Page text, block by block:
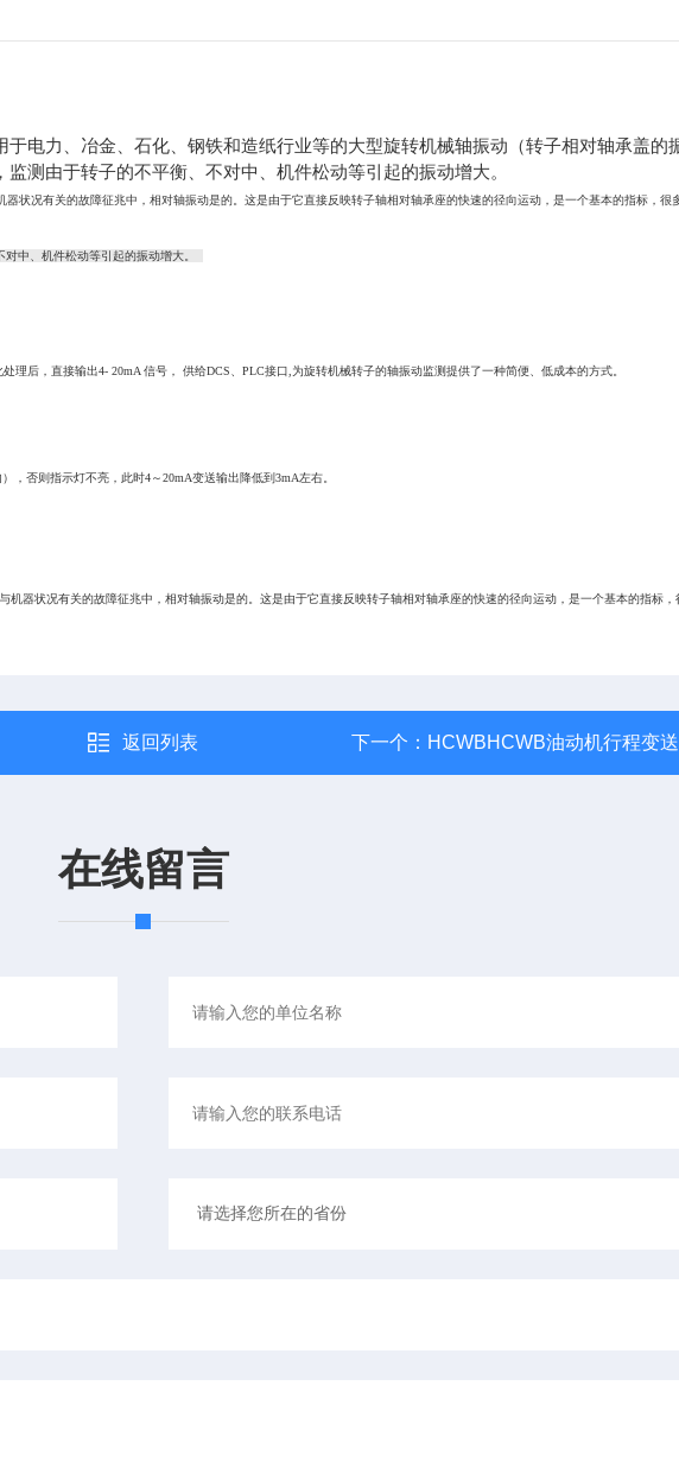
电力、冶金、石化、钢铁和造纸行业等的大型旋转机械轴振动（转子相对轴承盖的
测由于转子的不平衡、不对中、机件松动等引起的振动增大。
器状况有关的故障征兆中，相对轴振动是的。这是由于它直接反映转子轴相对轴承座的快速的径向运动，是一个基本的指标，很
对中、机件松动等引起的振动增大。
理后，直接输出4- 20mA 信号， 供给DCS、PLC接口,为旋转机械转子的轴振动监测提供了一种简便、低成本的方式。
否则指示灯不亮，此时4～20mA变送输出降低到3mA左右。
机器状况有关的故障征兆中，相对轴振动是的。这是由于它直接反映转子轴相对轴承座的快速的径向运动，是一个基本的指标，
返回列表 下一个： HCWBHCWB油动机行程变
在线留言